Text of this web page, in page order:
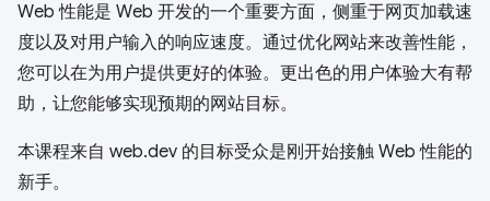
Web 性能是 Web 开发的一个重要方面，侧重于网页加载速
度以及对用户输入的响应速度。通过优化网站来改善性能，
您可以在为用户提供更好的体验。更出色的用户体验大有帮
助，让您能够实现预期的网站目标。
本课程来自 web.dev 的目标受众是刚开始接触 Web 性能的
新手。